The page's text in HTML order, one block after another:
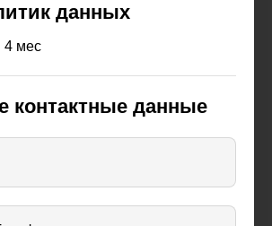
данных
4 мес
контактные данные